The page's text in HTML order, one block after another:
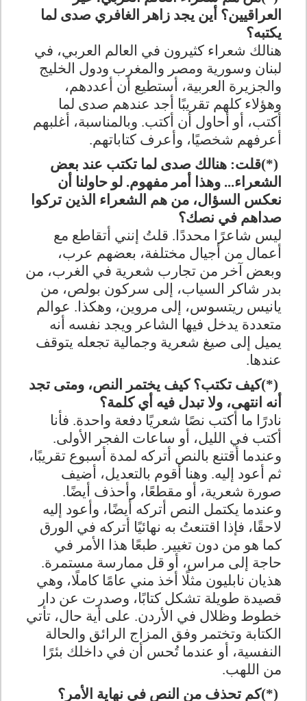
العراقيين؟ أين يجد زاهر الغافري صدى لما
يكتبه؟
هنالك شعراء كثيرون في العالم العربي، في
لبنان وسورية ومصر والمغرب ودول الخليج
والجزيرة العربية، أستطيع أن أعددهم،
وهؤلاء كلهم تقريبًا أجد عندهم صدى لما
أكتب، أو أحاول أن أكتب. وبالمناسبة، أغلبهم
أعرفهم شخصيًا، وأعرف كتاباتهم.
(*)قلت: هنالك صدى لما تكتب عند بعض
الشعراء... وهذا أمر مفهوم. لو حاولنا أن
نعكس السؤال، من هم الشعراء الذين تركوا
صداهم في نصك؟
ليس شاعرًا محددًا. قلتُ إنني أتقاطع مع
أعمال من أجيال مختلفة، بعضهم عرب،
وبعض آخر من تجارب شعرية في الغرب، من
بدر شاكر السياب، إلى سركون بولص، من
يانيس ريتسوس، إلى مروين، وهكذا. عوالم
متعددة يدخل فيها الشاعر ويجد نفسه أنه
يميل إلى صيغ شعرية وجمالية تجعله يتوقف
عندها.
(*)كيف تكتب؟ كيف يختمر النص، ومتى تجد
أنه انتهى، ولا تبدل فيه أي كلمة؟
نادرًا ما أكتب نصًا شعريًا دفعة واحدة. فأنا
أكتب في الليل، أو ساعات الفجر الأولى.
وعندما أقتنع بالنص أتركه لمدة أسبوع تقريبًا،
ثم أعود إليه. وهنا أقوم بالتعديل، أضيف
صورة شعرية، أو مقطعًا، وأحذف أيضًا.
وعندما يكتمل النص أتركه أيضًا، وأعود إليه
لاحقًا، فإذا اقتنعتُ به نهائيًا أتركه في الورق
كما هو من دون تغيير. طبعًا هذا الأمر في
حاجة إلى مراس، أو قل ممارسة مستمرة.
هذيان نابليون مثلًا أخذ مني عامًا كاملًا، وهي
قصيدة طويلة تشكل كتابًا، وصدرت عن دار
خطوط وظلال في الأردن. على أية حال، تأتي
الكتابة وتختمر وفق المزاج الرائق والحالة
النفسية، أو عندما تُحس أن في داخلك بئرًا
من اللهب.
(*)كم تحذف من النص في نهاية الأمر؟